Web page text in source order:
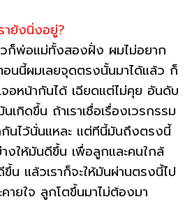
ายังนิ่งอยู่?
ก็พ่อแม่ทั้งสองฝั่ง ผมไม่อยาก
นนี้ผมเลยจุดตรงนั้นมาได้แล้ว ก็
อหน้ากันได้ เฉียดแต่ไม่คุย อันดับ
กิดขึ้น ถ้าเราเชื่อเรื่องเวรกรรม
กันไว้นั่นแหละ แต่ทีนี้มันถึงตรงนี้
งให้มันดีขึ้น เพื่อลูกและคนใกล้
น แล้วเราก็จะให้มันผ่านตรงนี้ไป
คายใจ ลูกโตขึ้นมาไม่ต้องมา